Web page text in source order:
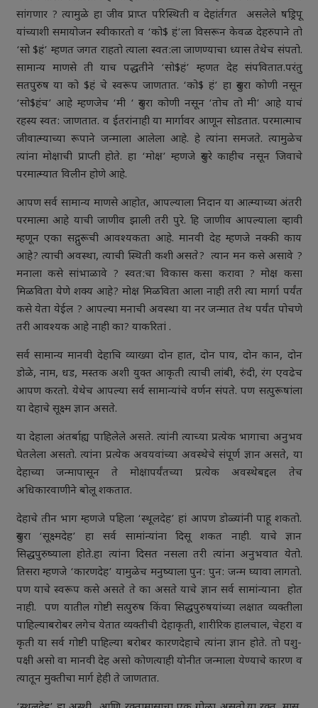
सांगणार ? त्यामुळे हा जीव प्राप्त परिस्थिती व देहांर्तगत असलेले षड्रिपू
यांच्याशी समायोजन स्वीकारतो व ‘को$ हं’ला विसरून केवळ देहरुपाने तो
‘सो $हं’ म्हणत जगत राहतो त्याला स्वत:ला जाणण्याचा ध्यास तेथेच संपतो.
सामान्य माणसे ती याच पद्धतीने ‘सो$हं’ म्हणत देह संपवितात.परंतु
सतपुरुष या को $हं चे स्वरूप जाणतात. ‘को$ हं’ हा दुसरा कोणी नसून
‘सो$हंच’ आहे म्हणजेच ‘मी ‘ दुसरा कोणी नसून ‘तोच तो मी’ आहे याचं
रहस्य स्वत: जाणतात. व ईतरांनाही या मार्गावर आणून सोडतात. परमात्माच
जीवात्म्याच्या रूपाने जन्माला आलेला आहे. हे त्यांना समजते. त्यामुळेच
त्यांना मोक्षाची प्राप्ती होते. हा ‘मोक्ष’ म्हणजे दुसरे काहीच नसून जिवाचे
परमात्म्यात विलीन होणे आहे.
आपण सर्व सामान्य माणसे आहोत, आपल्याला निदान या आत्म्याच्या अंतरी
परमात्मा आहे याची जाणीव झाली तरी पुरे. हि जाणीव आपल्याला व्हावी
म्हणून एका सद्गुरूची आवश्यकता आहे. मानवी देह म्हणजे नक्की काय
आहे? त्याची अवस्था, त्याची स्थिती कशी असते? त्यान मन कसे असावे ?
मनाला कसे सांभाळावे ? स्वत:चा विकास कसा करावा ? मोक्ष कसा
मिळविता येणे शक्य आहे? मोक्ष मिळविता आला नाही तरी त्या मार्गा पर्यंत
कसे येता येईल ? आपल्या मनाची अवस्था या नर जन्मात तेथ पर्यंत पोचणे
तरी आवश्यक आहे नाही का? याकरितां .
सर्व सामान्य मानवी देहाचि व्याख्या दोन हात, दोन पाय, दोन कान, दोन
डोळे, नाम, धड, मस्तक अशी युक्त आकृती त्याची लांबी, रुंदी, रंग एवढेच
आपण करतो. येथेच आपल्या सर्व सामान्यांचे वर्णन संपते. पण सत्पुरूषांला
या देहाचे सूक्ष्म ज्ञान असते.
या देहाला अंतर्बाह्य पाहिलेले असते. त्यांनी त्याच्या प्रत्येक भागाचा अनुभव
घेतलेला असतो. त्यांना प्रत्येक अवयवांच्या अवस्थेचे संपूर्ण ज्ञान असते, या
देहाच्या जन्मापासून ते मोक्षापर्यंतच्या प्रत्येक अवस्थेबद्दल तेच
अधिकारवाणीने बोलू शकतात.
देहाचे तीन भाग म्हणजे पहिला ‘स्थूलदेह’ हां आपण डोळ्यांनी पाहू शकतो.
दुसरा ‘सूक्ष्मदेह’ हा सर्व सामांन्यांना दिसू शकत नाही. याचे ज्ञान
सिद्धपुरुष्याला होते.हा त्यांना दिसत नसला तरी त्यांना अनुभवात येतो.
तिसरा म्हणजे ‘कारणदेह’ यामुळेच मनुष्याला पुन: पुन: जन्म घ्यावा लागतो.
पण याचे स्वरूप कसे असते ते का असते याचे ज्ञान सर्व सामांन्याना होत
नाही. पण यातील गोष्टी सत्पुरुष किंवा सिद्धपुरुषयांच्या लक्षात व्यक्तीला
पाहिल्याबरोबर लगेच येतात व्यक्तीची देहाकृती, शारीरिक हालचाल, चेहरा व
कृती या सर्व गोष्टी पाहिल्या बरोबर कारणदेहाचे त्यांना ज्ञान होते. तो पशु-
पक्षी असो वा मानवी देह असो कोणत्याही योनीत जन्माला येण्याचे कारण व
त्यातून मुक्तीचा मार्ग हेही ते जाणतात.